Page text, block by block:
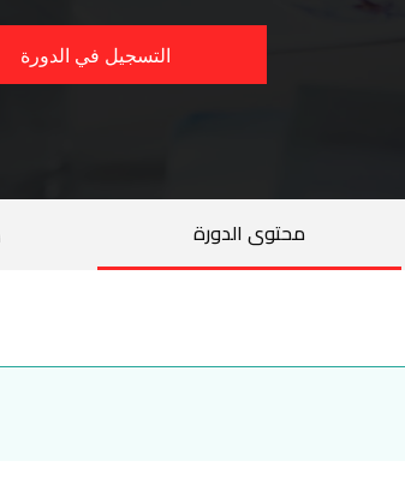
التسجيل في الدورة
محتوى الدورة